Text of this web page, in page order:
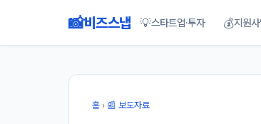
📸비즈스냅 💡스타트업·투자 💰지원사
홈 › 📰 보도자료